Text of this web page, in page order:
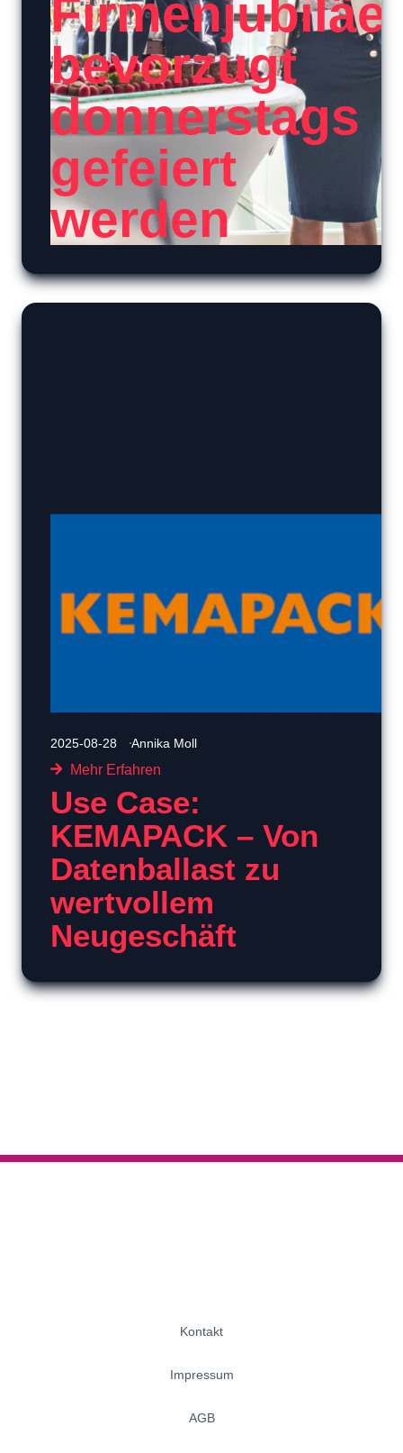
bevorzugt
donnerstags
gefeiert
werden
2025-08-28 Annika Moll
Mehr Erfahren
Use Case:
KEMAPACK – Von
Datenballast zu
wertvollem
Neugeschäft
Kontakt
Impressum
AGB